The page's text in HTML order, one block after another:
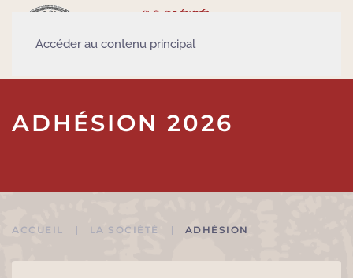
Accéder au contenu principal
ADHÉSION 2026
ACCUEIL LA SOCIÉTÉ ADHÉSION